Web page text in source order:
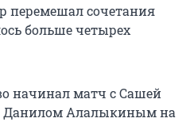
перемешал сочетания
больше четырех
начинал матч с Сашей
Данилом Алалыкиным на